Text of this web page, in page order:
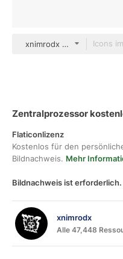
xnimrodx Lineal Gradient
Zentralprozessor
Flaticonlizenz
Kostenlos für den
Bildnachweis. Mehr
Bildnachweis ist erforderlich.
xnimrodx
Alle 47,448